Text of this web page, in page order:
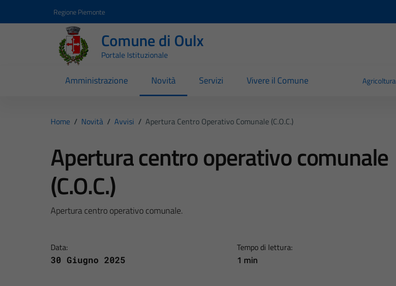
Regione Piemonte
Comune di Oulx
Portale Istituzionale
Amministrazione Novità Servizi Vivere il Comune Agricoltura
Home / Novità / Avvisi / Apertura Centro Operativo Comunale (C.O.C.)
Apertura centro operativo comunale
(C.O.C.)
Apertura centro operativo comunale.
Data:
30 Giugno 2025
Tempo di lettura:
1 min